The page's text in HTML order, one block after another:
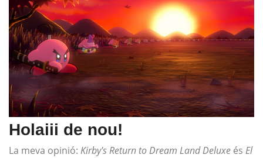
Holaiii de nou!
La meva opinió: Kirby's Return to Dream Land Deluxe és El